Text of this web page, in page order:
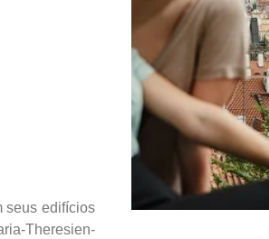
seus edifícios
Theresien-